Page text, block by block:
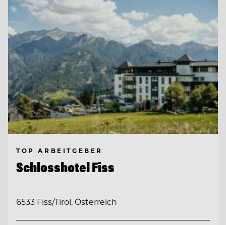
TOP ARBEITGEBER
Schlosshotel Fiss
6533 Fiss/Tirol, Österreich